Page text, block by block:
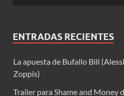
ENTRADAS RECIENTES
La apuesta de Bufallo Bill
Zoppis)
Trailer para Shame and Money